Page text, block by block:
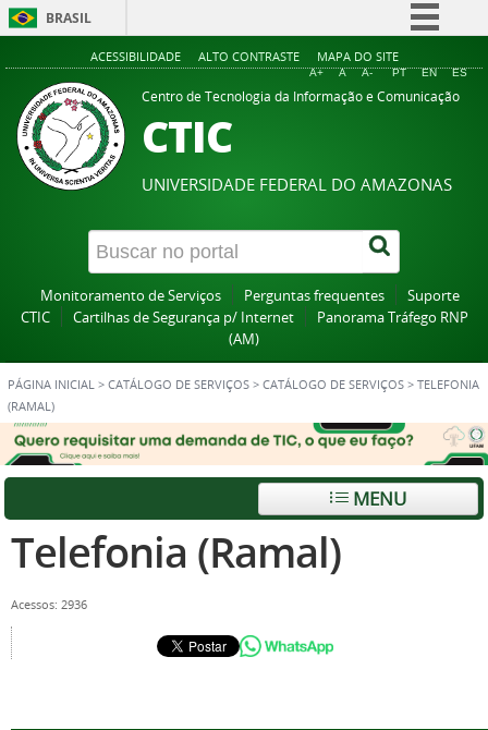
BRASIL
Simplifique!
Comunica BR
Legislação
Canais
ACESSIBILIDADE ALTO CONTRASTE MAPA DO SITE
A+ A A- PT EN ES
Centro de Tecnologia da Informação e Comunicação
CTIC
UNIVERSIDADE FEDERAL DO AMAZONAS
Monitoramento de Serviços Perguntas frequentes
Suporte
CTIC
Cartilhas de Segurança p/ Internet
Panorama Tráfego RNP
(AM)
PÁGINA INICIAL > CATÁLOGO DE SERVIÇOS > CATÁLOGO DE SERVIÇOS > TELEFONIA
(RAMAL)
MENU
Telefonia (Ramal)
Acessos: 2936